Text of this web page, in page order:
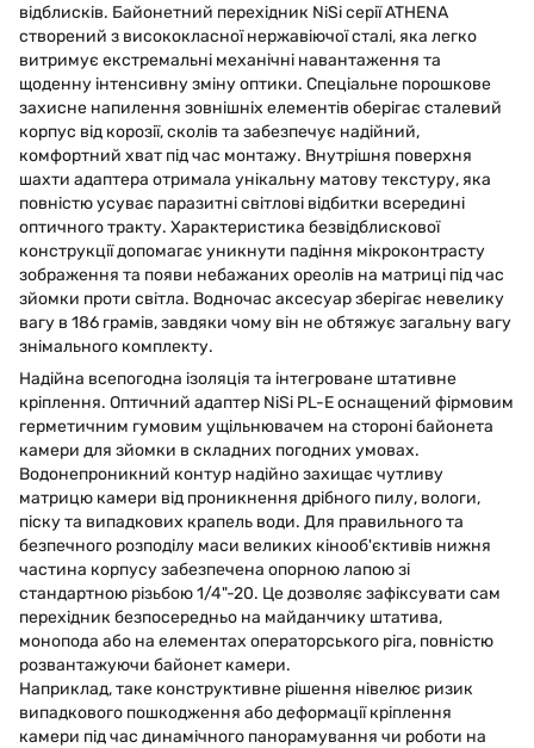
відблисків. Байонетний перехідник NiSi серії ATHENA
створений з висококласної нержавіючої сталі, яка легко
витримує екстремальні механічні навантаження та
щоденну інтенсивну зміну оптики. Спеціальне порошкове
захисне напилення зовнішніх елементів оберігає сталевий
корпус від корозії, сколів та забезпечує надійний,
комфортний хват під час монтажу. Внутрішня поверхня
шахти адаптера отримала унікальну матову текстуру, яка
повністю усуває паразитні світлові відбитки всередині
оптичного тракту. Характеристика безвідблискової
конструкції допомагає уникнути падіння мікроконтрасту
зображення та появи небажаних ореолів на матриці під час
зйомки проти світла. Водночас аксесуар зберігає невелику
вагу в 186 грамів, завдяки чому він не обтяжує загальну вагу
знімального комплекту.
Надійна всепогодна ізоляція та інтегроване штативне
кріплення. Оптичний адаптер NiSi PL-E оснащений фірмовим
герметичним гумовим ущільнювачем на стороні байонета
камери для зйомки в складних погодних умовах.
Водонепроникний контур надійно захищає чутливу
матрицю камери від проникнення дрібного пилу, вологи,
піску та випадкових крапель води. Для правильного та
безпечного розподілу маси великих кінооб'єктивів нижня
частина корпусу забезпечена опорною лапою зі
стандартною різьбою 1/4"-20. Це дозволяє зафіксувати сам
перехідник безпосередньо на майданчику штатива,
монопода або на елементах операторського ріга, повністю
розвантажуючи байонет камери.
Наприклад, таке конструктивне рішення нівелює ризик
випадкового пошкодження або деформації кріплення
камери під час динамічного панорамування чи роботи на